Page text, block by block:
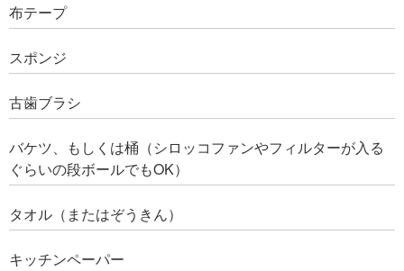
布テープ
スポンジ
古歯ブラシ
バケツ、もしくは桶（シロッコファンやフィルターが入る
ぐらいの段ボールでもOK）
タオル（またはぞうきん）
キッチンペーパー